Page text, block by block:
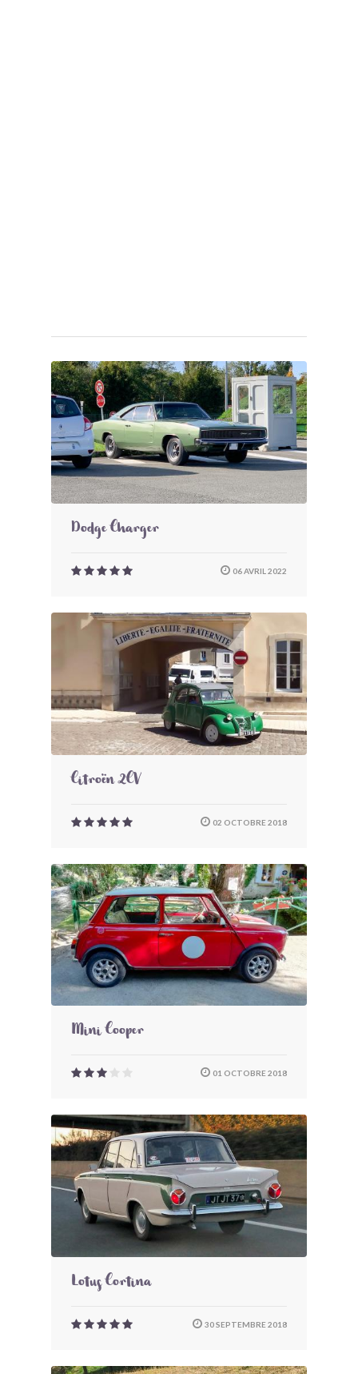
Dodge Charger
06 AVRIL 2022
Citroën 2CV
02 OCTOBRE 2018
Mini Cooper
01 OCTOBRE 2018
Lotus Cortina
30 SEPTEMBRE 2018